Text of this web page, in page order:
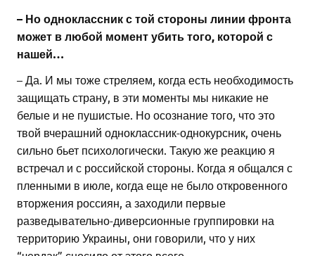
– Но одноклассник с той стороны линии фронта
может в любой момент убить того, которой с
нашей…
– Да. И мы тоже стреляем, когда есть необходимость
защищать страну, в эти моменты мы никакие не
белые и не пушистые. Но осознание того, что это
твой вчерашний одноклассник-однокурсник, очень
сильно бьет психологически. Такую же реакцию я
встречал и с российской стороны. Когда я общался с
пленными в июле, когда еще не было откровенного
вторжения россиян, а заходили первые
разведывательно-диверсионные группировки на
территорию Украины, они говорили, что у них